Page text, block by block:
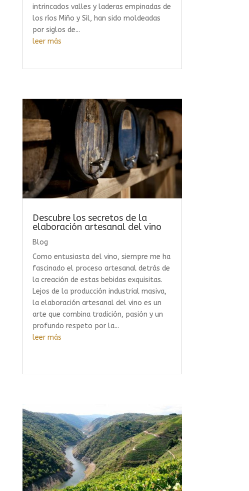
intrincados valles y laderas empinadas de
los ríos Miño y Sil, han sido moldeadas
por siglos de...
leer más
Descubre los secretos de la
elaboración artesanal del vino
Blog
Como entusiasta del vino, siempre me ha
fascinado el proceso artesanal detrás de
la creación de estas bebidas exquisitas.
Lejos de la producción industrial masiva,
la elaboración artesanal del vino es un
arte que combina tradición, pasión y un
profundo respeto por la...
leer más